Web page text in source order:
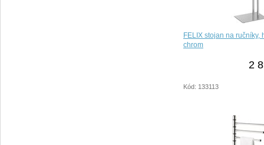
FELIX stojan na ručníky,
chrom
2
Kód: 133113